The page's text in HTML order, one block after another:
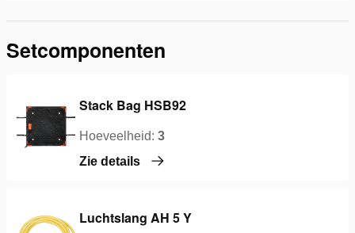
Setcomponenten
Stack Bag HSB92
Hoeveelheid: 3
Zie details
Luchtslang AH 5 Y